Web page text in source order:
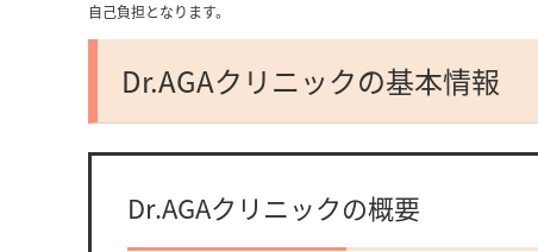
自己負担となります。
Dr.AGAクリニックの基本情報
Dr.AGAクリニックの概要